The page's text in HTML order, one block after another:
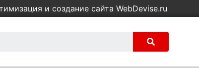
и создание сайта WebDevise.ru